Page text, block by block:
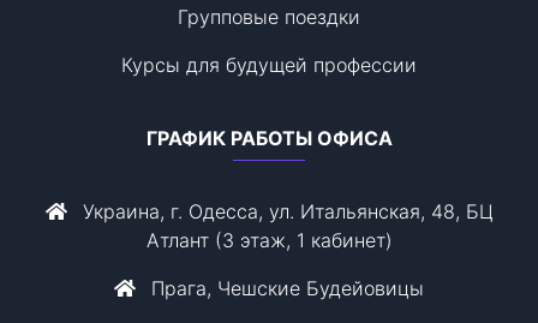
Групповые поездки
Курсы для будущей профессии
ГРАФИК РАБОТЫ ОФИСА
Украина, г. Одесса, ул. Итальянская, 48, БЦ
Атлант (3 этаж, 1 кабинет)
Прага, Чешские Будейовицы